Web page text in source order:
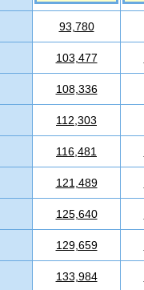
93,780
103,477
108,336
112,303
116,481
121,489
125,640
129,659
133,984